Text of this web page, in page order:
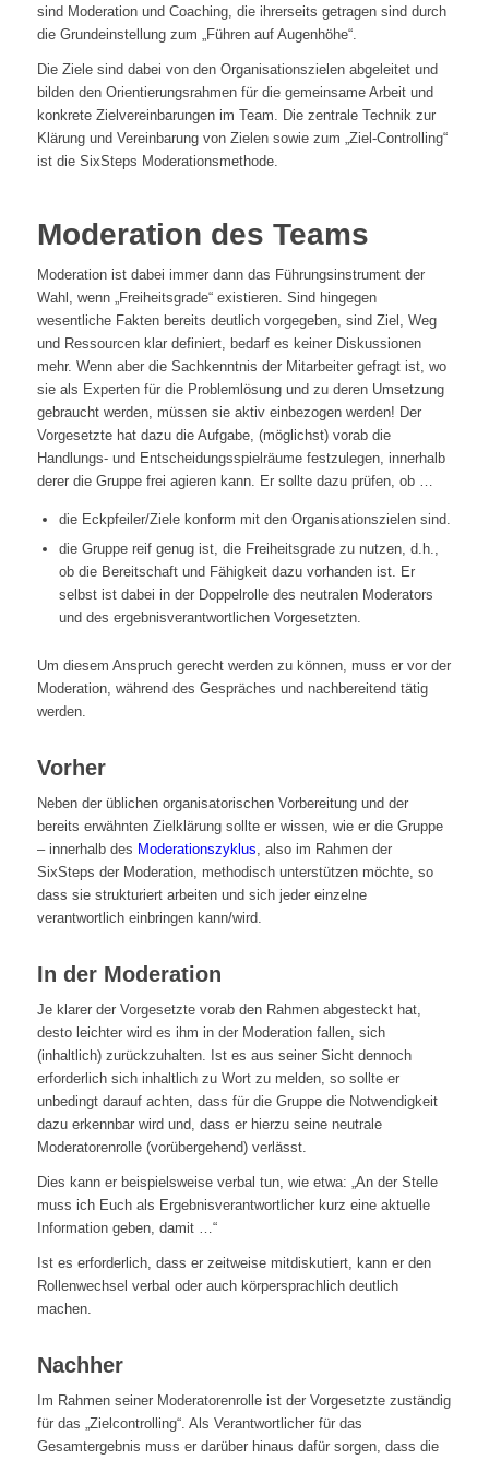
sind Moderation und Coaching, die ihrerseits getragen sind durch
die Grundeinstellung zum „Führen auf Augenhöhe“.
Die Ziele sind dabei von den Organisationszielen abgeleitet und
bilden den Orientierungsrahmen für die gemeinsame Arbeit und
konkrete Zielvereinbarungen im Team. Die zentrale Technik zur
Klärung und Vereinbarung von Zielen sowie zum „Ziel-Controlling“
ist die SixSteps Moderationsmethode.
Moderation des Teams
Moderation ist dabei immer dann das Führungsinstrument der
Wahl, wenn „Freiheitsgrade“ existieren. Sind hingegen
wesentliche Fakten bereits deutlich vorgegeben, sind Ziel, Weg
und Ressourcen klar definiert, bedarf es keiner Diskussionen
mehr. Wenn aber die Sachkenntnis der Mitarbeiter gefragt ist, wo
sie als Experten für die Problemlösung und zu deren Umsetzung
gebraucht werden, müssen sie aktiv einbezogen werden! Der
Vorgesetzte hat dazu die Aufgabe, (möglichst) vorab die
Handlungs- und Entscheidungsspielräume festzulegen, innerhalb
derer die Gruppe frei agieren kann. Er sollte dazu prüfen, ob …
die Eckpfeiler/Ziele konform mit den Organisationszielen sind.
die Gruppe reif genug ist, die Freiheitsgrade zu nutzen, d.h.,
ob die Bereitschaft und Fähigkeit dazu vorhanden ist. Er
selbst ist dabei in der Doppelrolle des neutralen Moderators
und des ergebnisverantwortlichen Vorgesetzten.
Um diesem Anspruch gerecht werden zu können, muss er vor der
Moderation, während des Gespräches und nachbereitend tätig
werden.
Vorher
Neben der üblichen organisatorischen Vorbereitung und der
bereits erwähnten Zielklärung sollte er wissen, wie er die Gruppe
– innerhalb des Moderationszyklus, also im Rahmen der
SixSteps der Moderation, methodisch unterstützen möchte, so
dass sie strukturiert arbeiten und sich jeder einzelne
verantwortlich einbringen kann/wird.
In der Moderation
Je klarer der Vorgesetzte vorab den Rahmen abgesteckt hat,
desto leichter wird es ihm in der Moderation fallen, sich
(inhaltlich) zurückzuhalten. Ist es aus seiner Sicht dennoch
erforderlich sich inhaltlich zu Wort zu melden, so sollte er
unbedingt darauf achten, dass für die Gruppe die Notwendigkeit
dazu erkennbar wird und, dass er hierzu seine neutrale
Moderatorenrolle (vorübergehend) verlässt.
Dies kann er beispielsweise verbal tun, wie etwa: „An der Stelle
muss ich Euch als Ergebnisverantwortlicher kurz eine aktuelle
Information geben, damit …“
Ist es erforderlich, dass er zeitweise mitdiskutiert, kann er den
Rollenwechsel verbal oder auch körpersprachlich deutlich
machen.
Nachher
Im Rahmen seiner Moderatorenrolle ist der Vorgesetzte zuständig
für das „Zielcontrolling“. Als Verantwortlicher für das
Gesamtergebnis muss er darüber hinaus dafür sorgen, dass die